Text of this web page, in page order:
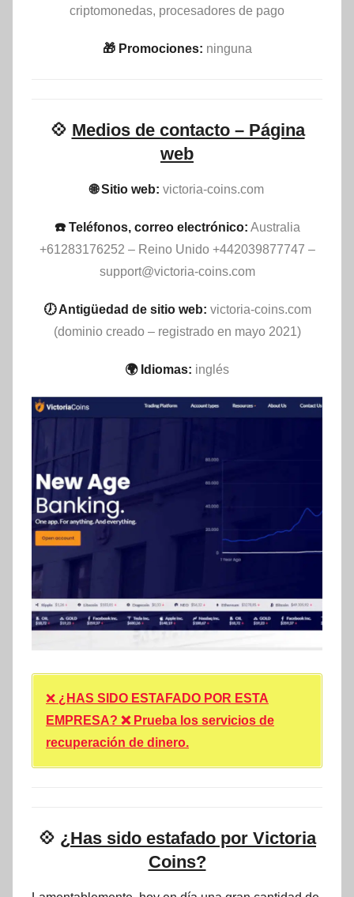
criptomonedas, procesadores de pago
🎁 Promociones: ninguna
💠 Medios de contacto – Página
web
🌐 Sitio web: victoria-coins.com
☎️ Teléfonos, correo electrónico: Australia
+61283176252 – Reino Unido +442039877747 –
support@victoria-coins.com
🕖 Antigüedad de sitio web: victoria-coins.com
(dominio creado – registrado en mayo 2021)
🌍 Idiomas: inglés
❌ ¿HAS SIDO ESTAFADO POR ESTA
EMPRESA? ❌ Prueba los servicios de
recuperación de dinero.
💠 ¿Has sido estafado por Victoria
Coins?